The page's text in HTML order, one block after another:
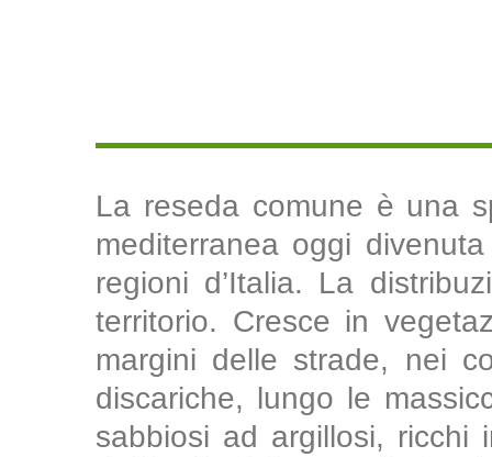
La reseda comune è una
mediterranea oggi
regioni d’Italia. La
territorio. Cresce in
margini delle strade, nei
discariche, lungo le
sabbiosi ad argillosi, ricchi